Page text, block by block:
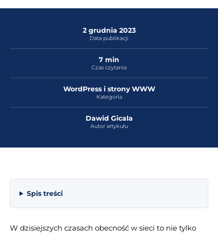
2 grudnia 2023
Data publikacji
7 min
Czas czytania
WordPress i strony WWW
Kategoria
Dawid Gicala
Autor artykułu
Spis treści
W dzisiejszych czasach obecność w sieci to nie tylko